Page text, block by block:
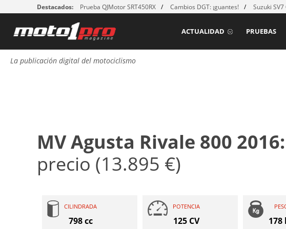
Destacados: Prueba QJMotor SRT450RX Cambios DGT: ¡guantes! Suzuki SV7
PRUEBAS
ACTUALIDAD
La publicación digital del motociclismo
MV Agusta Rivale 800 2016:
precio (13.895 €)
CILINDRADA
798 cc
POTENCIA
125 CV 178